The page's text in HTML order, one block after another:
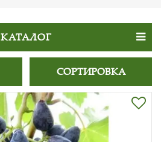
КАТАЛОГ
СОРТИРОВКА